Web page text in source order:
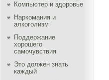
Компьютер и здоровье
Наркомания и
алкоголизм
Поддержание
хорошего
самочувствия
Это должен знать
каждый